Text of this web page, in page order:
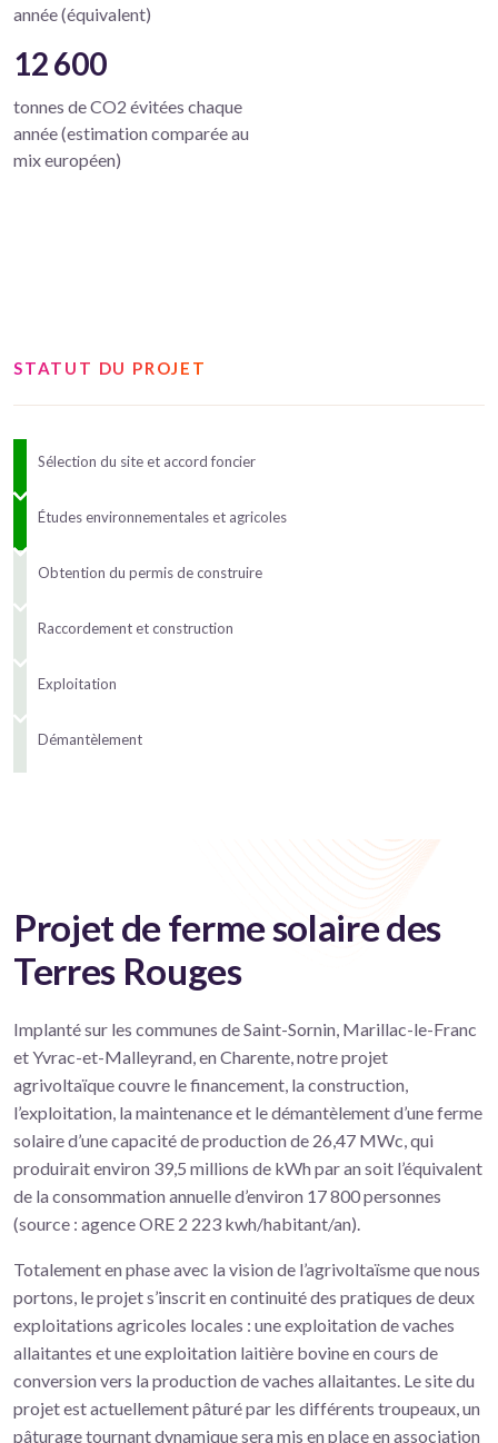
année (équivalent)
12 600
tonnes de CO2 évitées chaque
année (estimation comparée au
mix européen)
STATUT DU PROJET
Sélection du site et accord foncier
Études environnementales et agricoles
Obtention du permis de construire
Raccordement et construction
Exploitation
Démantèlement
Projet de ferme solaire des
Terres Rouges
Implanté sur les communes de Saint-Sornin, Marillac-le-Franc
et Yvrac-et-Malleyrand, en Charente, notre projet
agrivoltaïque couvre le financement, la construction,
l’exploitation, la maintenance et le démantèlement d’une ferme
solaire d’une capacité de production de 26,47 MWc, qui
produirait environ 39,5 millions de kWh par an soit l’équivalent
de la consommation annuelle d’environ 17 800 personnes
(source : agence ORE 2 223 kwh/habitant/an).
Totalement en phase avec la vision de l’agrivoltaïsme que nous
portons, le projet s’inscrit en continuité des pratiques de deux
exploitations agricoles locales : une exploitation de vaches
allaitantes et une exploitation laitière bovine en cours de
conversion vers la production de vaches allaitantes. Le site du
projet est actuellement pâturé par les différents troupeaux, un
pâturage tournant dynamique sera mis en place en association